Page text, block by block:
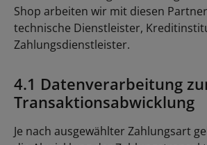
Shop arbeiten wir mit diesen
technische Dienstleister,
Zahlungsdienstleister.
4.1 Datenverarbeitung
Transaktionsabwicklung
Je nach ausgewählter Zahlungsart